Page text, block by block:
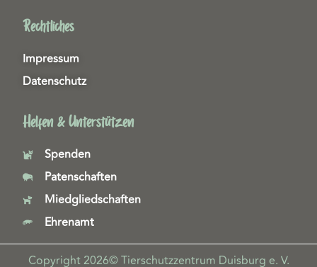
Rechtliches
Impressum
Datenschutz
Helfen & Unterstützen
Spenden
Patenschaften
Miedgliedschaften
Ehrenamt
Copyright 2026© Tierschutzzentrum Duisburg e. V.